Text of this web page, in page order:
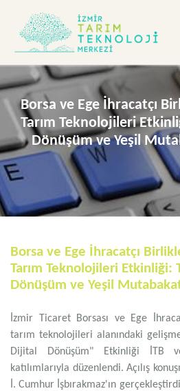
Borsa ve Ege İhracatçı
Tarım Teknolojileri
Dönüşüm ve Yeşil
Borsa ve Ege İhracatçı
Tarım Teknolojileri Etkinliği:
Dönüşüm ve Yeşil
İzmir Ticaret Borsası ve Ege
tarım teknolojileri alanındaki
Dijital Dönüşüm" Etkinliği İTB
katılımlarıyla düzenlendi. Açılış
İ. Cumhur İşbırakmaz'ın